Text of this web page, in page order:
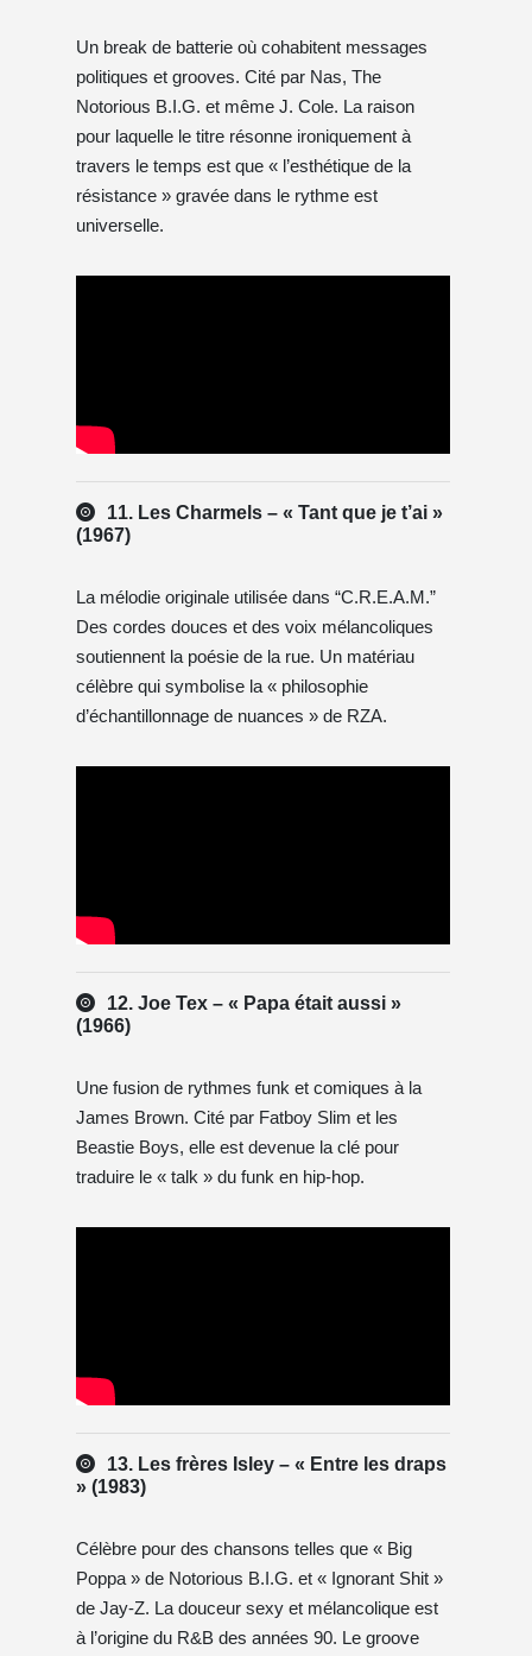
Un break de batterie où cohabitent messages
politiques et grooves. Cité par Nas, The
Notorious B.I.G. et même J. Cole. La raison
pour laquelle le titre résonne ironiquement à
travers le temps est que « l’esthétique de la
résistance » gravée dans le rythme est
universelle.
11. Les Charmels – « Tant que je t’ai »
(1967)
La mélodie originale utilisée dans “C.R.E.A.M.”
Des cordes douces et des voix mélancoliques
soutiennent la poésie de la rue. Un matériau
célèbre qui symbolise la « philosophie
d’échantillonnage de nuances » de RZA.
12. Joe Tex – « Papa était aussi »
(1966)
Une fusion de rythmes funk et comiques à la
James Brown. Cité par Fatboy Slim et les
Beastie Boys, elle est devenue la clé pour
traduire le « talk » du funk en hip-hop.
13. Les frères Isley – « Entre les draps
» (1983)
Célèbre pour des chansons telles que « Big
Poppa » de Notorious B.I.G. et « Ignorant Shit »
de Jay-Z. La douceur sexy et mélancolique est
à l’origine du R&B des années 90. Le groove